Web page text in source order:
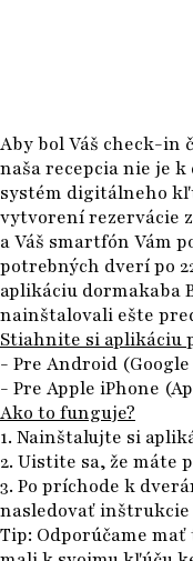
Aby bol Váš check-in
našarecepcia nie je k
systém digitálneho
vytvorení rezervácie
a Váš smartfón Vám
potrebných dverí po
aplikáciu dormakaba
nainštalovali ešte
Stiahnite si aplikáciu
- Pre Android (Google
- Pre Apple iPhone
Ako to funguje?
1. Nainštalujte si
2. Uistite sa, že máte
3. Po príchode k
nasledovať
Tip: Odporúčame